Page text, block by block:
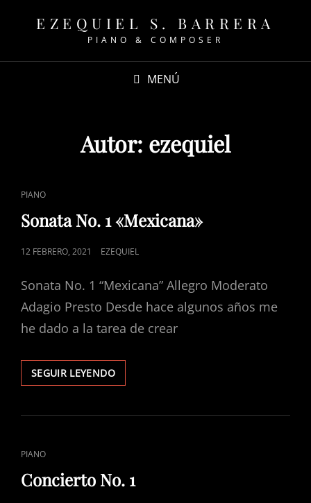
EZEQUIEL S. BARRERA
PIANO & COMPOSER
MENÚ
Autor: ezequiel
ENLACES
DE
CATEGORÍAS
PIANO
Sonata No. 1 «Mexicana»
PUBLICADO
12 FEBRERO, 2021 EZEQUIEL
Sonata No. 1 “Mexicana” Allegro Moderato
Adagio Presto Desde hace algunos años me
he dado a la tarea de crear
SEGUIR LEYENDOSONATA
NO.
«MEXICANA»
ENLACES
DE
CATEGORÍAS
PIANO
Concierto No. 1